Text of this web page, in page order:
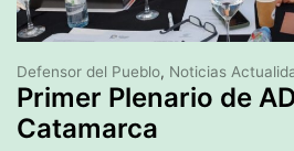
Primer Plenario de
Catamarca
Defensor del Pueblo, Noticias